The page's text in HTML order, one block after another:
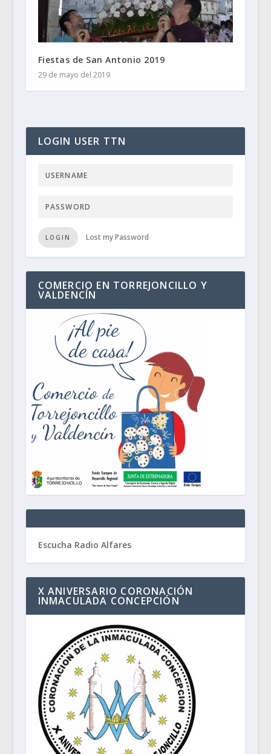
Fiestas de San Antonio 2019
29 de mayo del 2019
LOGIN USER TTN
LOGIN Lost my Password
COMERCIO EN TORREJONCILLO Y
VALDENCÍN
Escucha Radio Alfares
X ANIVERSARIO CORONACIÓN
INMACULADA CONCEPCIÓN